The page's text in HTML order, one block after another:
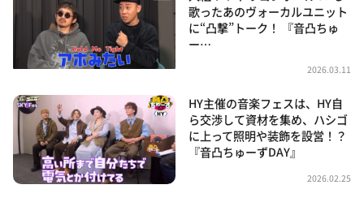
歌ったあのヴォーカルユニット
に“凸撃”トーク！ 『音凸ちゅ
ー…
2026.03.11
HY主催の音楽フェスは、HY自
ら交渉して資材を集め、ハシゴ
に上って照明や装飾を設営！？
『音凸ちゅーずDAY』
2026.02.25